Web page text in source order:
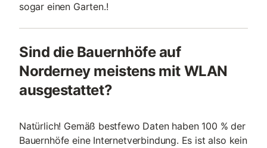
sogar einen Garten.!
Sind die Bauernhöfe auf
Norderney meistens mit WLAN
ausgestattet?
Natürlich! Gemäß bestfewo Daten haben 100 % der
Bauernhöfe eine Internetverbindung. Es ist also kein